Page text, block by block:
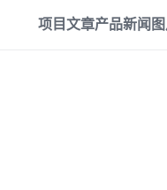
项目文章产品新闻